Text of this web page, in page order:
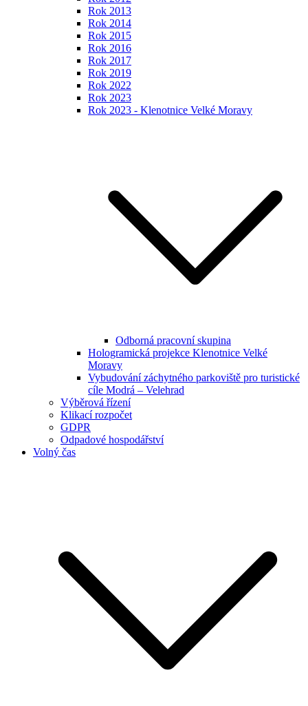
Rok 2013
Rok 2014
Rok 2015
Rok 2016
Rok 2017
Rok 2019
Rok 2022
Rok 2023
Rok 2023 - Klenotnice Velké Moravy
Odborná pracovní skupina
Hologramická projekce Klenotnice Velké
Moravy
Vybudování záchytného parkoviště pro turistické
cíle Modrá – Velehrad
Výběrová řízení
Klikací rozpočet
GDPR
Odpadové hospodářství
Volný čas